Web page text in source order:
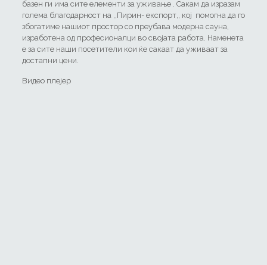
базен ги има сите елементи за уживање . Сакам да изразам
голема благодарност на ,,Пирин- експорт,, кој помогна да го
збогатиме нашиот простор со преубава модерна сауна,
изработена од професионалци во својата работа. Наменета
е за сите наши посетители кои ќе сакаат да уживаат за
достапни цени.
Видео плејер